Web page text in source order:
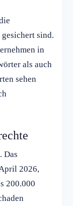
sind.
in
als auch
sehen
Das
2026,
200.000